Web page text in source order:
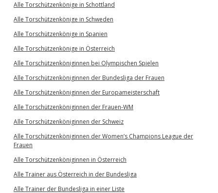
Alle Torschützenkönige in Schottland
Alle Torschützenkönige in Schweden
Alle Torschützenkönige in Spanien
Alle Torschützenkönige in Österreich
Alle Torschützenköniginnen bei Olympischen Spielen
Alle Torschützenköniginnen der Bundesliga der Frauen
Alle Torschützenköniginnen der Europameisterschaft
Alle Torschützenköniginnen der Frauen-WM
Alle Torschützenköniginnen der Schweiz
Alle Torschützenköniginnen der Women’s Champions League der
Frauen
Alle Torschützenköniginnen in Österreich
Alle Trainer aus Österreich in der Bundesliga
Alle Trainer der Bundesliga in einer Liste